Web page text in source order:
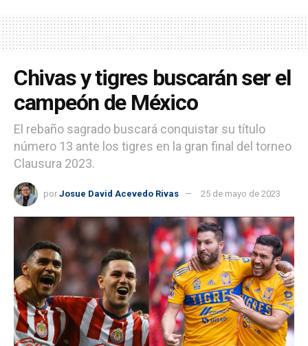
Chivas y tigres buscarán ser el
campeón de México
El rebaño sagrado buscará conquistar su título
número 13 ante los tigres en la gran final del torneo
Clausura 2023.
por Josue David Acevedo Rivas 25 de mayo de 2023